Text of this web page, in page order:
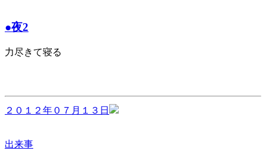
●夜2
力尽きて寝る
２０１２年０７月１３日
出来事